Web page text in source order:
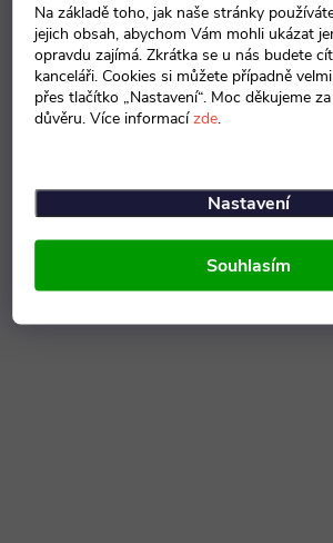
Na základě toho, jak naše stránky
jejich obsah, abychom Vám mohli ukázat
opravdu zajímá. Zkrátka se u nás budete
kanceláři. Cookies si můžete případně
přes tlačítko „Nastavení“. Moc děkujeme
důvěru. Více informacízde.
Nastavení
Souhlasím
Dekory dřeva
Buk Javor